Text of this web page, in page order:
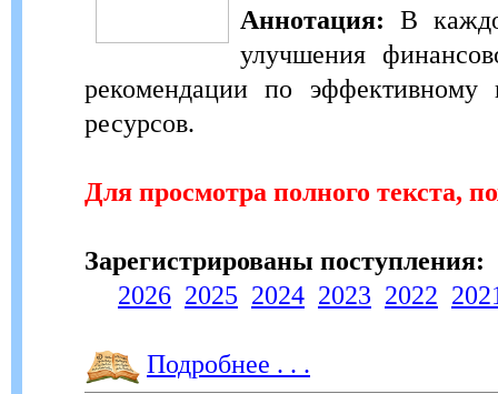
Аннотация: В
улучшения
рекомендации по эффективному
ресурсов.
Для просмотра полного текста,
Зарегистрированы поступления:
2026 2025 2024 2023 2022
Подробнее . . .